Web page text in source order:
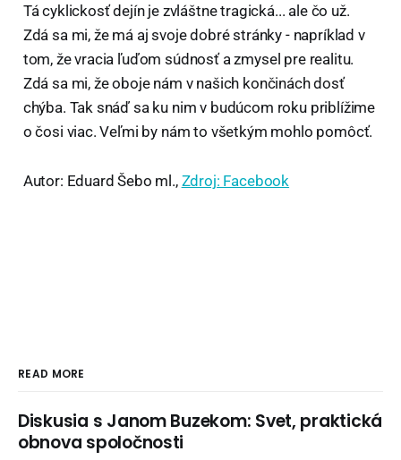
Tá cyklickosť dejín je zvláštne tragická... ale čo už.
Zdá sa mi, že má aj svoje dobré stránky - napríklad v
tom, že vracia ľuďom súdnosť a zmysel pre realitu.
Zdá sa mi, že oboje nám v našich končinách dosť
chýba. Tak snáď sa ku nim v budúcom roku priblížime
o čosi viac. Veľmi by nám to všetkým mohlo pomôcť.
Autor: Eduard Šebo ml., Zdroj: Facebook
READ MORE
Diskusia s Janom Buzekom: Svet, praktická
obnova spoločnosti